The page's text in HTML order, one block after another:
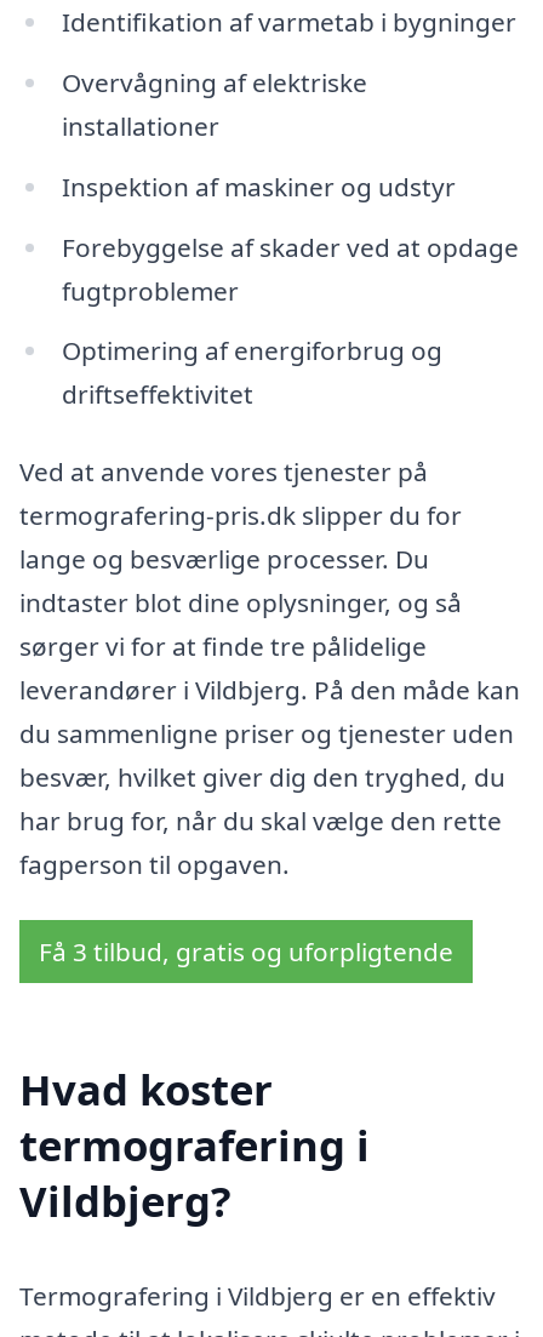
Identifikation af varmetab i bygninger
Overvågning af elektriske
installationer
Inspektion af maskiner og udstyr
Forebyggelse af skader ved at opdage
fugtproblemer
Optimering af energiforbrug og
driftseffektivitet
Ved at anvende vores tjenester på
termografering-pris.dk slipper du for
lange og besværlige processer. Du
indtaster blot dine oplysninger, og så
sørger vi for at finde tre pålidelige
leverandører i Vildbjerg. På den måde kan
du sammenligne priser og tjenester uden
besvær, hvilket giver dig den tryghed, du
har brug for, når du skal vælge den rette
fagperson til opgaven.
Få 3 tilbud, gratis og uforpligtende
Hvad koster
termografering i
Vildbjerg?
Termografering i Vildbjerg er en effektiv